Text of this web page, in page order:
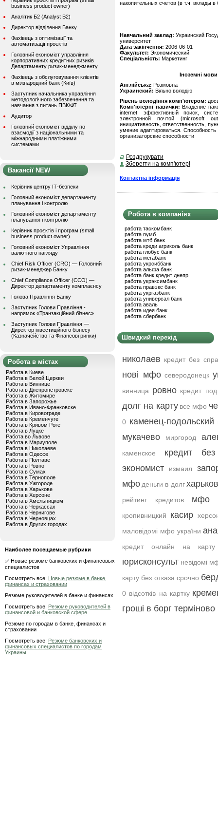
business product owner)
Аналітик Б2 (Analyst B2)
Директор відділення Банку
Фахівець з оптимізації та
автоматизації проєктів
Головний економіст управління
корпоративних кредитних ризиків
Департаменту ризик-менеджменту
Фахівець з обслуговування клієнтів
в міжнародний банк (Київ)
Заступник начальника управління
методологічного забезпечення та
навчання з питань ПВК/ФТ
Аудитор
Головний економіст відділу по
взаємодії з національними та
міжнародними платіжними
системами
Вакансії NEW
Керівник центру ІТ-безпеки
Головний економіст департаменту
планування і контролю
Головний економіст департаменту
планування і контролю
Керівник проєктів і програм (small
business product owner)
Головний економіст Управління
валютного нагляду
Chief Risk Officer (CRO) — Головний
ризик-менеджер Банку
Chief Compliance Officer (CCO) —
Директор департаменту комплаєнсу
Голова Правління Банку
Заступник Голови Правління -
напрямок «Транзакційний бізнес»
Заступник Голови Правління —
Директор інвестиційного бізнесу
(Казначейство та Фінансові ринки)
Робота в містах
Работа в Киеве
Работа в Белой Церкви
Работа в Виннице
Работа в Днепропетровске
Работа в Житомире
Работа в Запорожье
Работа в Ивано-Франковске
Работа в Кировограде
Работа в Кременчуге
Работа в Кривом Роге
Работа в Луцке
Работа во Львове
Работа в Мариуполе
Работа в Николаеве
Работа в Одессе
Работа в Полтаве
Работа в Ровно
Работа в Сумах
Работа в Тернополе
Работа в Ужгороде
Работа в Харькове
Работа в Херсоне
Работа в Хмельницком
Работа в Черкассах
Работа в Чернигове
Работа в Черновцах
Работа в Других городах
Наиболее посещаемые рубрики
✅ Новые резюме банковских и финансовых
специалистов
Посмотреть все: Новые резюме в банке,
финансах и страховании
Резюме руководителей в банке и финансах
Посмотреть все: Резюме руководителей в
финансовой и банковской сфере
Резюме по городам в банке, финансах и
страховании
Посмотреть все: Резюме банковских и
финансовых специалистов по городам
Украины
накопительных счетов (в т.ч. вклады в
Навчальний заклад: Украинский
университет
Дата закінчення: 2006-06-01
Факультет: Экономический
Спеціальність: Маркетинг
Іноземні
Англійська: Розмовна
Украинский: Вільно володію
Рівень володіння комп'ютером:
Комп'ютерні навички: Владение
internet: эффективный поиск,
электронной почтой (microsoft
инициативность, ответственность,
умение адаптироваться.
организаторские способности
Роздрукувати
Зберегти на комп'ютері
Контактна інформація
Робота в компаніях
работа таскомбанк
работа пумб
работа мтб банк
работа креди агриколь банк
работа глобус банк
работа мегабанк
работа укрсиббанк
работа альфа банк
работа банк кредит днепр
работа укрэксимбанк
работа правэкс банк
работа укргазбанк
работа универсал банк
работа аваль
работа идея банк
работа сбербанк
Швидкий перехід
николаев кредит без
нові мфо северодонецк
винница ровно кредит
долг на карту все мфо
0 каменец-подольский
мукачево миргород
каменское
кредит
экономист
измаил
мфо деньги в долг харьков
рейтинг кредитов мфо
кропивницкий касир
маловідомі мфо україни
кредит онлайн на карту
юрисконсульт невідомі
карту без отказа срочно
0 відсотків на картку
гроші в борг терміново